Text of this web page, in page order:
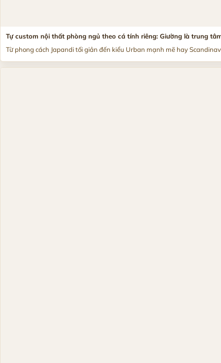
Tự custom nội thất phòng ngủ theo cá tính riêng: Giường là trung
Từ phong cách Japandi tối giản đến kiểu Urban mạnh mẽ hay